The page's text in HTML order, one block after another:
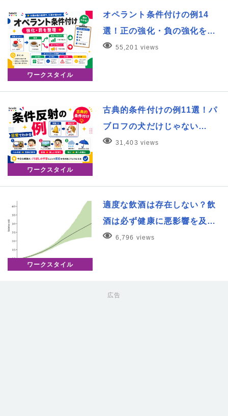
ワークスタイル
オペラント条件付けの例14
選！正の強化・負の強化を…
55,201 views
ワークスタイル
古典的条件付けの例11選！パ
ブロフの犬だけじゃない…
31,403 views
ワークスタイル
適度な飲酒は存在しない？飲
酒は必ず健康に悪影響を及…
6,796 views
広告